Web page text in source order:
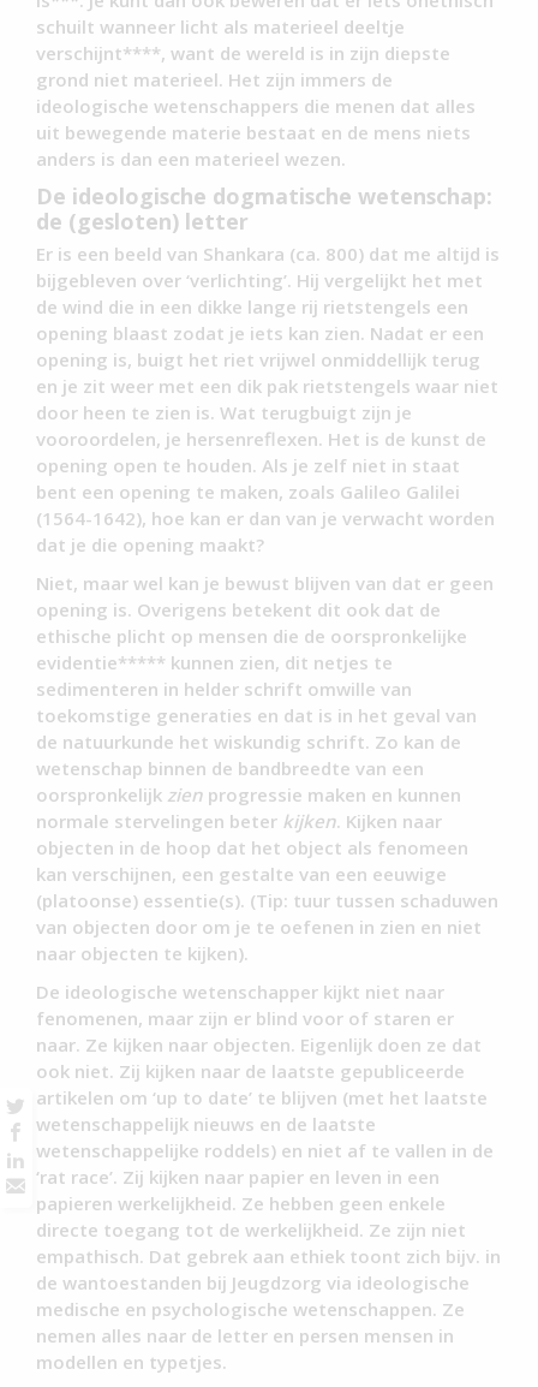
schuilt wanneer licht als materieel deeltje
verschijnt****, want de wereld is in zijn diepste
grond niet materieel. Het zijn immers de
ideologische wetenschappers die menen dat alles
uit bewegende materie bestaat en de mens niets
anders is dan een materieel wezen.
De ideologische dogmatische wetenschap:
de (gesloten) letter
Er is een beeld van Shankara (ca. 800) dat me altijd is
bijgebleven over ‘verlichting’. Hij vergelijkt het met
de wind die in een dikke lange rij rietstengels een
opening blaast zodat je iets kan zien. Nadat er een
opening is, buigt het riet vrijwel onmiddellijk terug
en je zit weer met een dik pak rietstengels waar niet
door heen te zien is. Wat terugbuigt zijn je
vooroordelen, je hersenreflexen. Het is de kunst de
opening open te houden. Als je zelf niet in staat
bent een opening te maken, zoals Galileo Galilei
(1564-1642), hoe kan er dan van je verwacht worden
dat je die opening maakt?
Niet, maar wel kan je bewust blijven van dat er geen
opening is. Overigens betekent dit ook dat de
ethische plicht op mensen die de oorspronkelijke
evidentie***** kunnen zien, dit netjes te
sedimenteren in helder schrift omwille van
toekomstige generaties en dat is in het geval van
de natuurkunde het wiskundig schrift. Zo kan de
wetenschap binnen de bandbreedte van een
oorspronkelijk zien progressie maken en kunnen
normale stervelingen beter kijken. Kijken naar
objecten in de hoop dat het object als fenomeen
kan verschijnen, een gestalte van een eeuwige
(platoonse) essentie(s). (Tip: tuur tussen schaduwen
van objecten door om je te oefenen in zien en niet
naar objecten te kijken).
De ideologische wetenschapper kijkt niet naar
fenomenen, maar zijn er blind voor of staren er
naar. Ze kijken naar objecten. Eigenlijk doen ze dat
ook niet. Zij kijken naar de laatste gepubliceerde
artikelen om ‘up to date’ te blijven (met het laatste
wetenschappelijk nieuws en de laatste
wetenschappelijke roddels) en niet af te vallen in de
‘rat race’. Zij kijken naar papier en leven in een
papieren werkelijkheid. Ze hebben geen enkele
directe toegang tot de werkelijkheid. Ze zijn niet
empathisch. Dat gebrek aan ethiek toont zich bijv. in
de wantoestanden bij Jeugdzorg via ideologische
medische en psychologische wetenschappen. Ze
nemen alles naar de letter en persen mensen in
modellen en typetjes.